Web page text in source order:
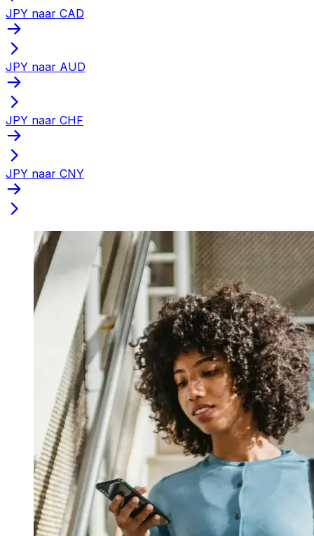
JPY naar CAD
JPY naar AUD
JPY naar CHF
JPY naar CNY